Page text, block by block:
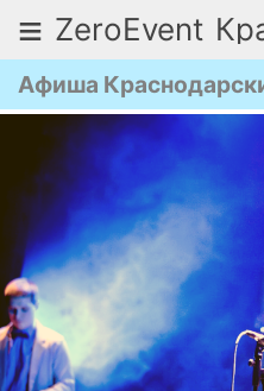
≡ ZeroEvent
Афиша